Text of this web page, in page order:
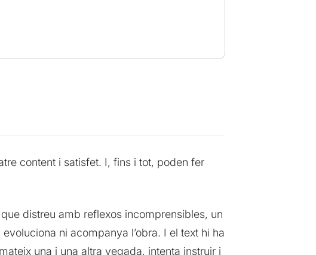
content i satisfet. I, fins i tot, poden fer
distreu amb reflexos incomprensibles, un
ni acompanya l’obra. I el text hi ha
una i una altra vegada, intenta instruir i